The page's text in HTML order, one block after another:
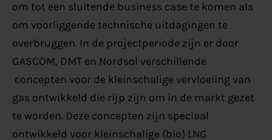
om tot een sluitende business case te komen als
om voorliggende technische uitdagingen te
overbruggen. In de projectperiode zijn er door
GASCOM, DMT en Nordsol verschillende
concepten voor de kleinschalige vervloeiing van
gas ontwikkeld die rijp zijn om in de markt gezet
te worden. Deze concepten zijn speciaal
ontwikkeld voor kleinschalige (bio) LNG